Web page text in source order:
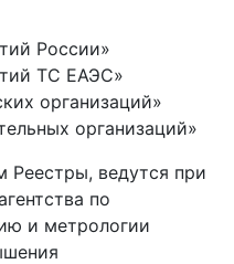
России»
ТС ЕАЭС»
организаций»
организаций»
Реестры, ведутся при
по
и метрологии